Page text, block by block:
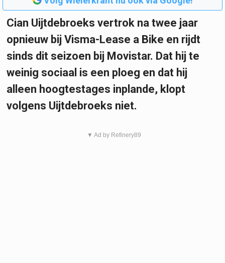
Cian Uijtdebroeks vertrok na twee jaar
opnieuw bij Visma-Lease a Bike en rijdt
sinds dit seizoen bij Movistar. Dat hij te
weinig sociaal is een ploeg en dat hij
alleen hoogtestages inplande, klopt
volgens Uijtdebroeks niet.
▼ Ad by Refinery89